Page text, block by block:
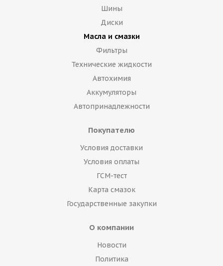
Шины
Диски
Масла и смазки
Фильтры
Технические жидкости
Автохимия
Аккумуляторы
Автопринадлежности
Покупателю
Условия доставки
Условия оплаты
ГСМ-тест
Карта смазок
Государственные закупки
О компании
Новости
Политика